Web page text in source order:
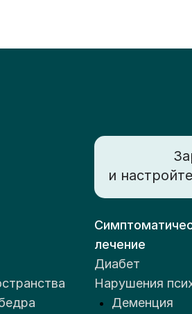
и
лечение
Диабет
Нарушения
Деменция